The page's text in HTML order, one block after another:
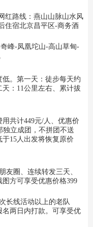
红路线：燕山山脉山水风
住宿北京昌平区-商务酒
峰-凤凰坨山-高山草甸-
低。第一天：徒步每天约
：11公里左右、累计拔
用共计449元/人、优惠价
独立成团，不拼团不送
15人出发将恢复原价
友圈、连续转发三天、
方可享受优惠价格399
长线活动以上的老队
两日内打款。可享受优